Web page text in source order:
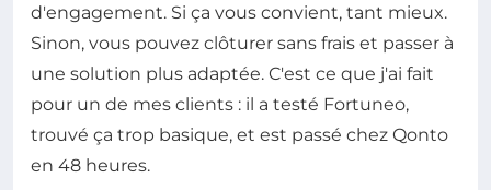
d'engagement. Si ça vous convient, tant mieux.
Sinon, vous pouvez clôturer sans frais et passer à
une solution plus adaptée. C'est ce que j'ai fait
pour un de mes clients : il a testé Fortuneo,
trouvé ça trop basique, et est passé chez Qonto
en 48 heures.